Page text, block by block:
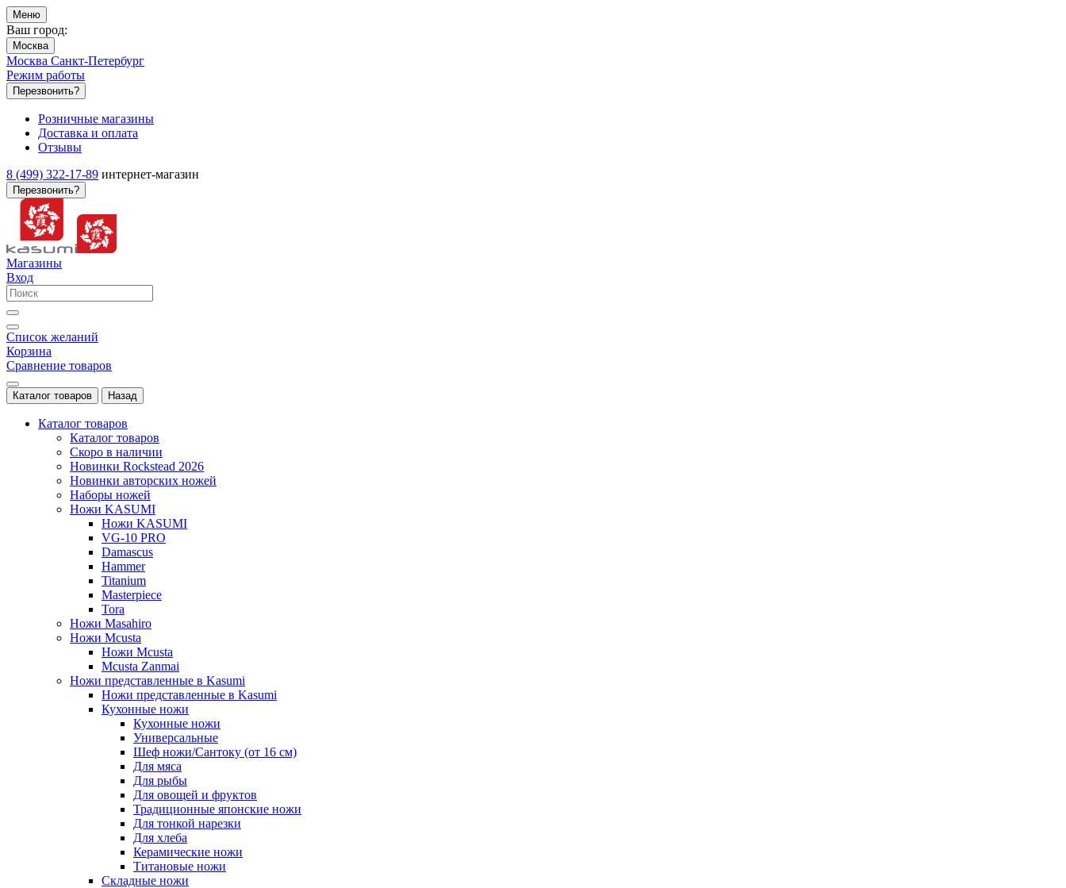
Меню
Ваш город:
Москва
Москва Санкт-Петербург
Режим работы
Перезвонить?
Розничные магазины
Доставка и оплата
Отзывы
8 (499) 322-17-89 интернет-магазин
Перезвонить?
Магазины
Вход
Список желаний
Корзина
Сравнение товаров
Каталог товаров Назад
Каталог товаров
Каталог товаров
Скоро в наличии
Новинки Rockstead 2026
Новинки авторских ножей
Наборы ножей
Ножи KASUMI
Ножи KASUMI
VG-10 PRO
Damascus
Hammer
Titanium
Masterpiece
Tora
Ножи Masahiro
Ножи Mcusta
Ножи Mcusta
Mcusta Zanmai
Ножи представленные в Kasumi
Ножи представленные в Kasumi
Кухонные ножи
Кухонные ножи
Универсальные
Шеф ножи/Сантоку (от 16 см)
Для мяса
Для рыбы
Для овощей и фруктов
Традиционные японские ножи
Для тонкой нарезки
Для хлеба
Керамические ножи
Титановые ножи
Складные ножи